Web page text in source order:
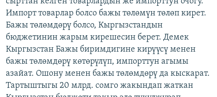
Импорт товарлар болсо бажы төлөмүн төлөп кирет.
Бажы төлөмдөрү болсо, Кыргызстандын
бюджетинин жарым кирешесин берет. Демек
Кыргызстан Бажы биримдигине кирүүсү менен
бажы төлөмдөрү көтөрүлүп, импорттун агымы
азайат. Ошону менен бажы төлөмдөрү да кыскарат.
Тартыштыгы 20 млрд. сомго жакындап жаткан